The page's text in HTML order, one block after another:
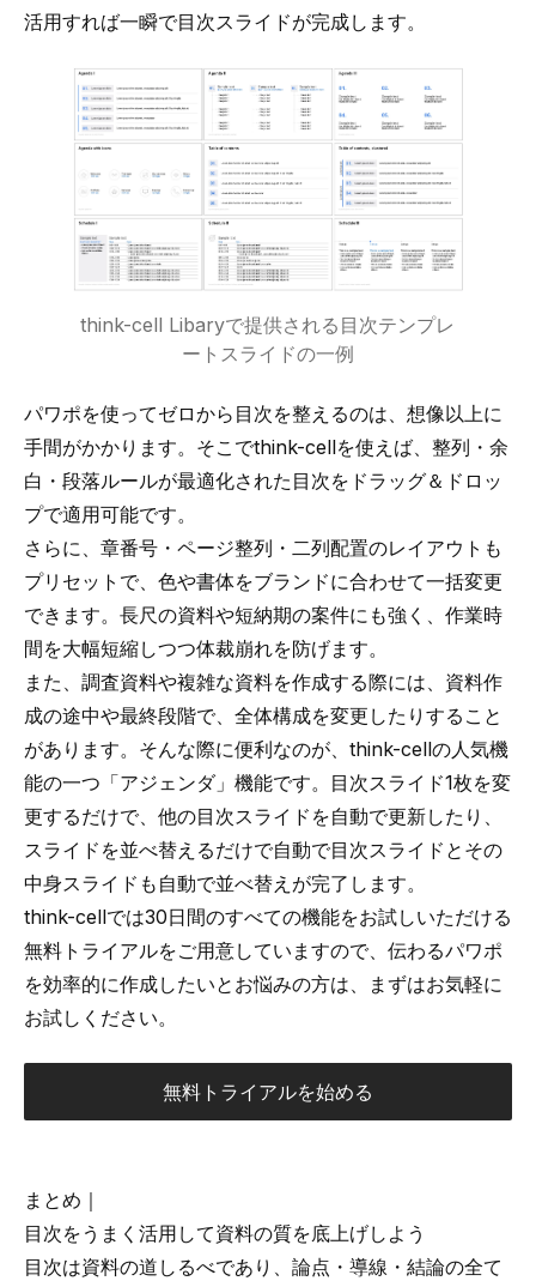
活用すれば一瞬で目次スライドが完成します。
think-cell Libaryで提供される目次テンプレ
ートスライドの一例
パワポを使ってゼロから目次を整えるのは、想像以上に
手間がかかります。そこでthink-cellを使えば、整列・余
白・段落ルールが最適化された目次をドラッグ＆ドロッ
プで適用可能です。
さらに、章番号・ページ整列・二列配置のレイアウトも
プリセットで、色や書体をブランドに合わせて一括変更
できます。長尺の資料や短納期の案件にも強く、作業時
間を大幅短縮しつつ体裁崩れを防げます。
また、調査資料や複雑な資料を作成する際には、資料作
成の途中や最終段階で、全体構成を変更したりすること
があります。そんな際に便利なのが、think-cellの人気機
能の一つ「アジェンダ」機能です。目次スライド1枚を変
更するだけで、他の目次スライドを自動で更新したり、
スライドを並べ替えるだけで自動で目次スライドとその
中身スライドも自動で並べ替えが完了します。
think-cellでは30日間のすべての機能をお試しいただける
無料トライアルをご用意していますので、伝わるパワポ
を効率的に作成したいとお悩みの方は、まずはお気軽に
お試しください。
無料トライアルを始める
まとめ｜
目次をうまく活用して資料の質を底上げしよう
目次は資料の道しるべであり、論点・導線・結論の全て